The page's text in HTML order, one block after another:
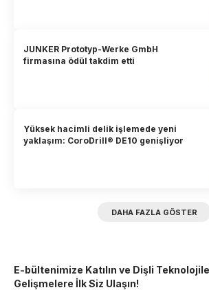
JUNKER Prototyp-Werke GmbH
firmasına ödül takdim etti
Yüksek hacimli delik işlemede yeni
yaklaşım: CoroDrill® DE10 genişliyor
DAHA FAZLA GÖSTER
E-bültenimize Katılın ve Dişli
Gelişmelere İlk Siz Ulaşın!